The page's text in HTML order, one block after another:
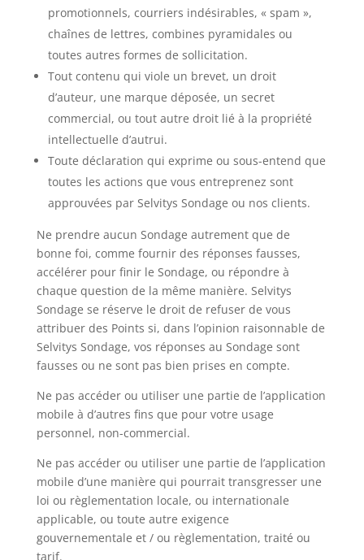
promotionnels, courriers indésirables, « spam »,
chaînes de lettres, combines pyramidales ou
toutes autres formes de sollicitation.
Tout contenu qui viole un brevet, un droit
d’auteur, une marque déposée, un secret
commercial, ou tout autre droit lié à la propriété
intellectuelle d’autrui.
Toute déclaration qui exprime ou sous-entend que
toutes les actions que vous entreprenez sont
approuvées par Selvitys Sondage ou nos clients.
Ne prendre aucun Sondage autrement que de
bonne foi, comme fournir des réponses fausses,
accélérer pour finir le Sondage, ou répondre à
chaque question de la même manière. Selvitys
Sondage se réserve le droit de refuser de vous
attribuer des Points si, dans l’opinion raisonnable de
Selvitys Sondage, vos réponses au Sondage sont
fausses ou ne sont pas bien prises en compte.
Ne pas accéder ou utiliser une partie de l’application
mobile à d’autres fins que pour votre usage
personnel, non-commercial.
Ne pas accéder ou utiliser une partie de l’application
mobile d’une manière qui pourrait transgresser une
loi ou règlementation locale, ou internationale
applicable, ou toute autre exigence
gouvernementale et / ou règlementation, traité ou
tarif.